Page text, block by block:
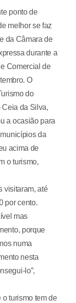
ponto de
melhor se faz
da Câmara de
durante a
Comercial de
O
do
da Silva,
a ocasião para
da
acima de
o turismo,
visitaram, até
por cento.
mas
porque
numa
nesta
lo”,
turismo tem de